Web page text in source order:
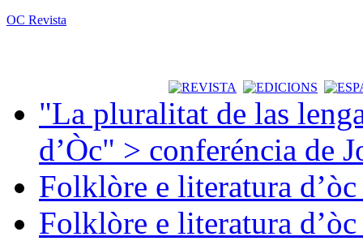
OC Revista
"La pluralitat de las
d’Òc" > conferéncia de
Folklòre e literatura
Folklòre e literatura